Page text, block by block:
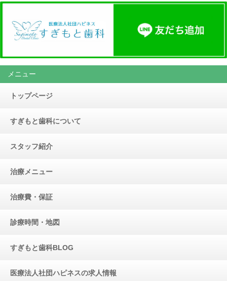
メニュー
トップページ
すぎもと歯科について
スタッフ紹介
治療メニュー
治療費・保証
診療時間・地図
すぎもと歯科BLOG
医療法人社団ハピネスの求人情報